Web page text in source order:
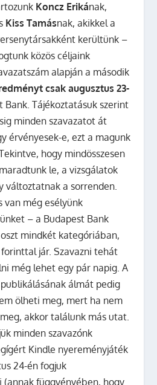
Koncz Erikának,
Kiss Tamásnak, akikkel a
kerültünk –
közös céljaink
alapján a második
csak augusztus 23-
Bank. Tájékoztatásuk szerint
minden szavazatot át
érvényesek-e, ezt a magunk
hogy mindösszesen
le, a vizsgálatok
változtatnak a sorrenden.
van még esélyünk
– a Budapest Bank
mindkét kategóriában,
forinttal jár. Szavazni tehát
még lehet egy pár napig. A
álmát pedig
ölheti meg, mert ha nem
akkor találunk más utat.
minden szavazónk
Kindle nyereményjáték
24-én fogjuk
(annak függvényében, hogy